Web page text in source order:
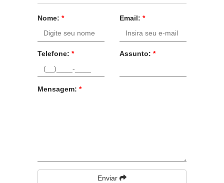
Nome: * Email: *
Telefone: * Assunto: *
Mensagem: *
Enviar